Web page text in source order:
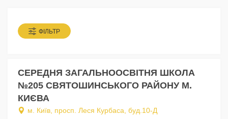
ФІЛЬТР
СЕРЕДНЯ ЗАГАЛЬНООСВІТНЯ ШКОЛА
№205 СВЯТОШИНСЬКОГО РАЙОНУ М.
КИЄВА
м. Київ, просп. Леся Курбаса, буд.10-Д